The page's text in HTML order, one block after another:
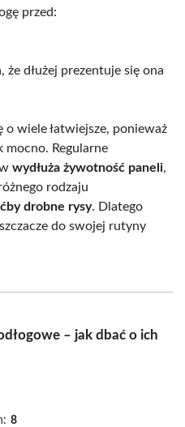
przed:
że dłużej prezentuje się ona
o wiele łatwiejsze, ponieważ
mocno. Regularne
wydłuża żywotność paneli,
rodzaju
drobne rysy. Dlatego
do swojej rutyny
– jak dbać o ich
8